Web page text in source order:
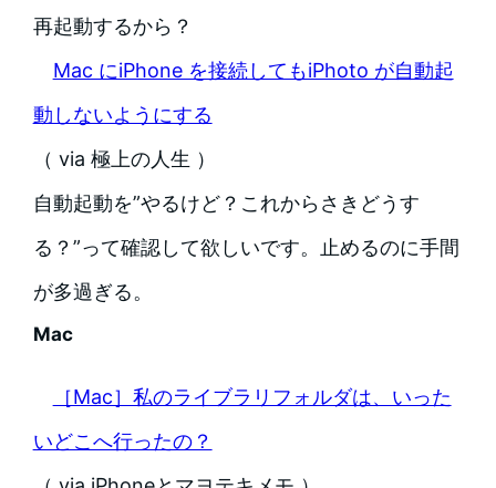
再起動するから？
Mac にiPhone を接続してもiPhoto が自動起
動しないようにする
（ via 極上の人生 ）
自動起動を”やるけど？これからさきどうす
る？”って確認して欲しいです。止めるのに手間
が多過ぎる。
Mac
［Mac］私のライブラリフォルダは、いった
いどこへ行ったの？